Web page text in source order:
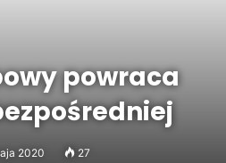
powraca
2020 27